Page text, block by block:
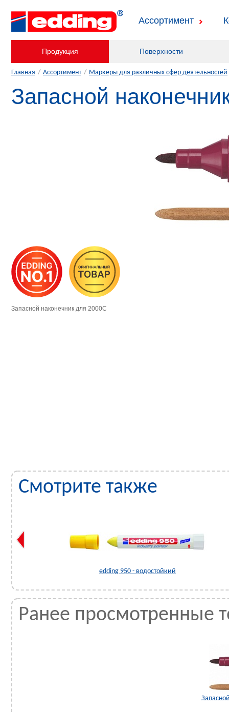
Ассортимент
Продукция Поверхности
Главная / Ассортимент / Маркеры для различных сфер деятельностей
Запасной
Запасной наконечник для 2000C
Смотрите также
edding 950 - водостойкий
Ранее просмотренные